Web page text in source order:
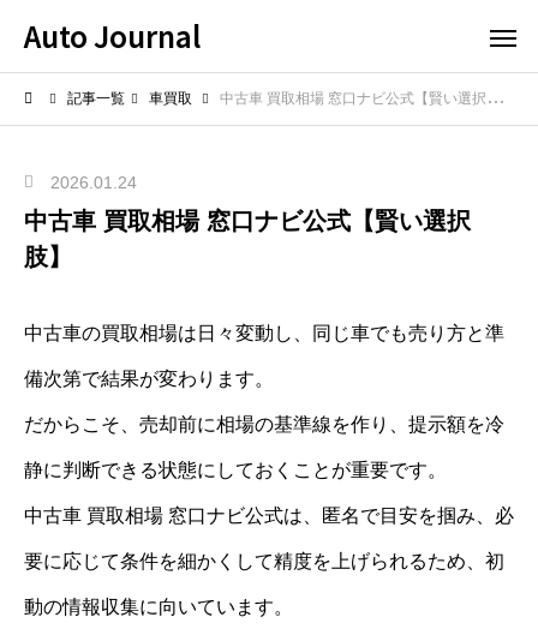
Auto Journal
記事一覧 車買取 中古車 買取相場 窓口ナビ公式【賢い選択肢】
2026.01.24
中古車 買取相場 窓口ナビ公式【賢い選択
肢】
中古車の買取相場は日々変動し、同じ車でも売り方と準
備次第で結果が変わります。
だからこそ、売却前に相場の基準線を作り、提示額を冷
静に判断できる状態にしておくことが重要です。
中古車 買取相場 窓口ナビ公式は、匿名で目安を掴み、必
要に応じて条件を細かくして精度を上げられるため、初
動の情報収集に向いています。